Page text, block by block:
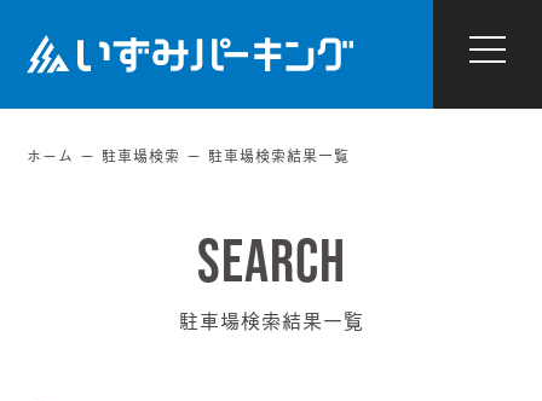
ホーム 駐車場検索 駐車場検索結果一覧
駐車場検索結果一覧